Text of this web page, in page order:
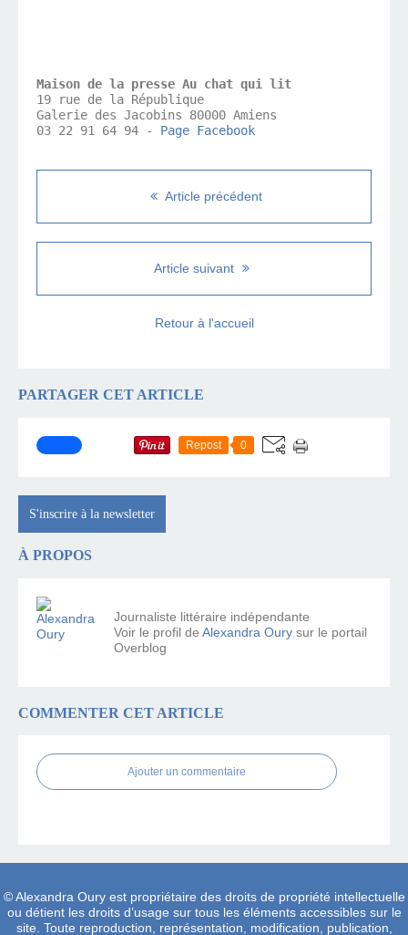
Maison de la presse Au chat qui lit
19 rue de la République
Galerie des Jacobins 80000 Amiens
03 22 91 64 94 - Page Facebook
Article précédent
Article suivant
Retour à l'accueil
PARTAGER CET ARTICLE
Repost 0
S'inscrire à la newsletter
À PROPOS
Journaliste littéraire indépendante
Voir le profil de Alexandra Oury sur le portail
Overblog
COMMENTER CET ARTICLE
Ajouter un commentaire
© Alexandra Oury est propriétaire des droits de propriété intellectuelle
ou détient les droits d’usage sur tous les éléments accessibles sur le
site. Toute reproduction, représentation, modification, publication,